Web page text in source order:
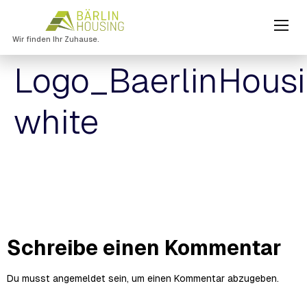
Wir finden Ihr Zuhause.
white
Schreibe einen Kommentar
Du musst angemeldet sein, um einen Kommentar abzugeben.